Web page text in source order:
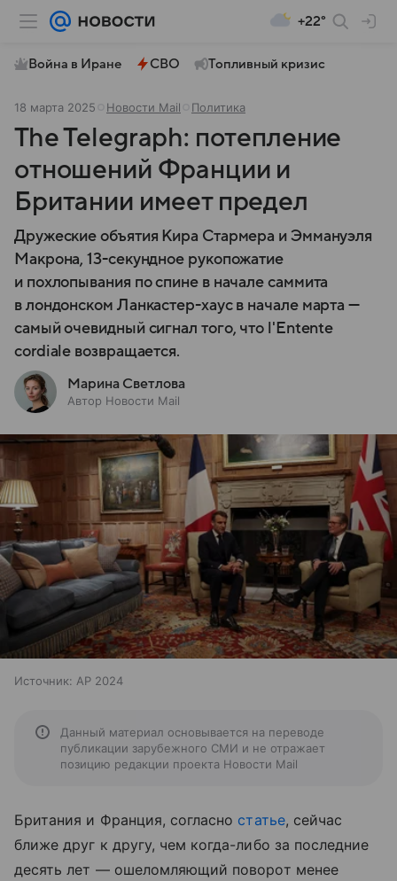
+22°
Война в Иране СВО Топливный кризис
18 марта 2025 Новости Mail Политика
The Telegraph: потепление
отношений Франции и
Британии имеет предел
Дружеские объятия Кира Стармера и Эммануэля
Макрона, 13-секундное рукопожатие
и похлопывания по спине в начале саммита
в лондонском Ланкастер-хаус в начале марта —
самый очевидный сигнал того, что l'Entente
cordiale возвращается.
Марина Светлова
Автор Новости Mail
Источник: AP 2024
Данный материал основывается на переводе
публикации зарубежного СМИ и не отражает
позицию редакции проекта Новости Mail
Британия и Франция, согласно статье, сейчас
ближе друг к другу, чем когда-либо за последние
десять лет — ошеломляющий поворот менее